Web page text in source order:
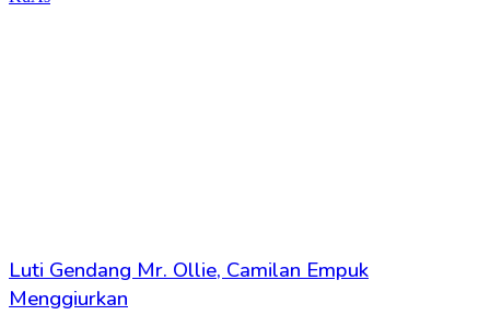
Luti Gendang Mr. Ollie, Camilan Empuk
Menggiurkan